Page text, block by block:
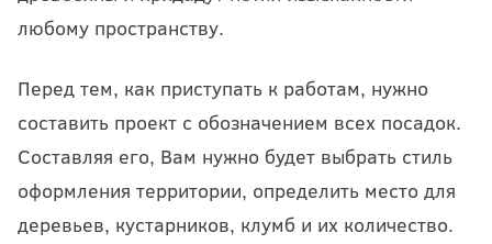
любому пространству.
Перед тем, как приступать к работам, нужно
составить проект с обозначением всех посадок.
Составляя его, Вам нужно будет выбрать стиль
оформления территории, определить место для
деревьев, кустарников, клумб и их количество.